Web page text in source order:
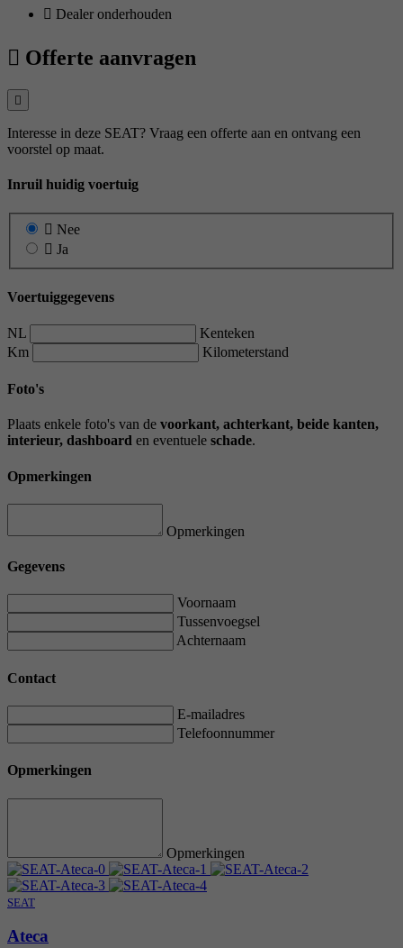
Dealer onderhouden
Offerte aanvragen
Interesse in deze SEAT? Vraag een offerte aan en ontvang een
voorstel op maat.
Inruil huidig voertuig
Nee
Ja
Voertuiggegevens
NL
Kenteken
Km
Kilometerstand
Foto's
Plaats enkele foto's van de voorkant, achterkant, beide kanten,
interieur, dashboard en eventuele schade.
Opmerkingen
Opmerkingen
Gegevens
Voornaam
Tussenvoegsel
Achternaam
Contact
E-mailadres
Telefoonnummer
Opmerkingen
Opmerkingen
SEAT
Ateca